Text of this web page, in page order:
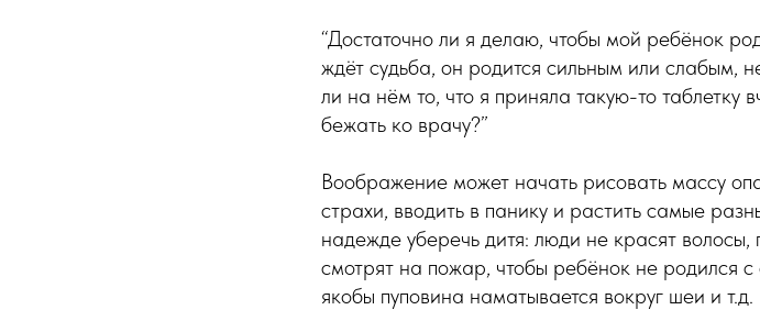
“Достаточно ли я делаю, чтобы мой ребёнок
ждёт судьба, он родится сильным или слабым,
ли на нём то, что я приняла такую-то таблетку
бежать ко врачу?”
Воображение может начать рисовать массу
страхи, вводить в панику и растить самые
надежде уберечь дитя: люди не красят волосы,
смотрят на пожар, чтобы ребёнок не родился с
якобы пуповина наматывается вокруг шеи и т.д.